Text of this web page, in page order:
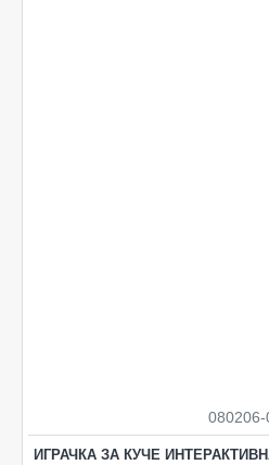
080206-
ИГРАЧКА ЗА КУЧЕ